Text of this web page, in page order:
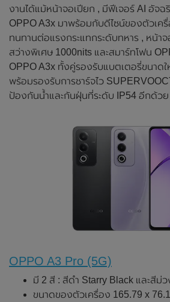
งานได้แม้หน้าจอเปียก , มีฟีเจอร์ AI อัจฉ
OPPO A3x มาพร้อมกับดีไซน์ของตัวเค
ทนทานต่อแรงกระแทกระดับทหาร , หน้า
สว่างพิเศษ 1000nits และสมาร์ทโฟน
OPPO A3x ทั้งคู่รองรับแบตเตอรี่ขนาด
พร้อมรองรับการชาร์จไว
ป้องกันน้ำและกันฝุ่นที่ระดับ IP54 อีกด้วย
OPPO A3 Pro (5G)
มี 2 สี : สีดำ Starry Black และสีม่
ขนาดของตัวเครื่อง 165.79 x